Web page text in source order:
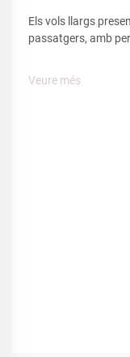
Els vols llargs
passatgers, amb
Veure més